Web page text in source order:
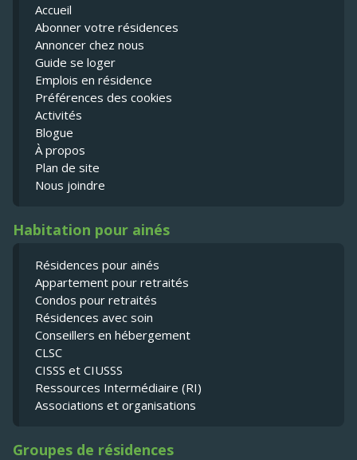
Accueil
Abonner votre résidences
Annoncer chez nous
Guide se loger
Emplois en résidence
Préférences des cookies
Activités
Blogue
À propos
Plan de site
Nous joindre
Habitation pour ainés
Résidences pour ainés
Appartement pour retraités
Condos pour retraités
Résidences avec soin
Conseillers en hébergement
CLSC
CISSS et CIUSSS
Ressources Intermédiaire (RI)
Associations et organisations
Groupes de résidences